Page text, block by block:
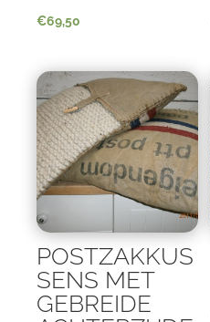
€69,50
POSTZAKKUS
SENS MET
GEBREIDE